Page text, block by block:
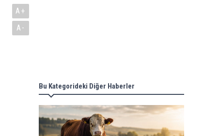
A+
A-
Bu Kategorideki Diğer Haberler